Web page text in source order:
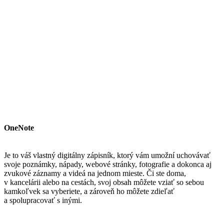
OneNote
Je to váš vlastný digitálny zápisník, ktorý vám umožní uchovávať
svoje poznámky, nápady, webové stránky, fotografie a dokonca aj
zvukové záznamy a videá na jednom mieste. Či ste doma,
v kancelárii alebo na cestách, svoj obsah môžete vziať so sebou
kamkoľvek sa vyberiete, a zároveň ho môžete zdieľať
a spolupracovať s inými.